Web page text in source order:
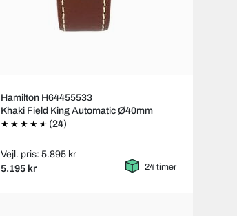
Hamilton H64455533
Khaki Field King Automatic Ø40mm
(24)
Vejl. pris: 5.895 kr
5.195 kr 24 timer